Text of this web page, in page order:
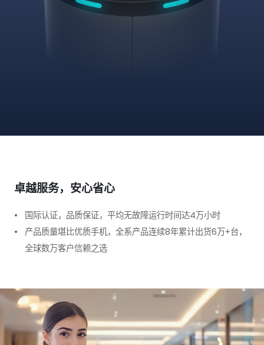
卓越服务，安心省心
国际认证，品质保证，平均无故障运行时间达4万小时
产品质量堪比优质手机，全系产品连续8年累计出货6万+台，
全球数万客户信赖之选